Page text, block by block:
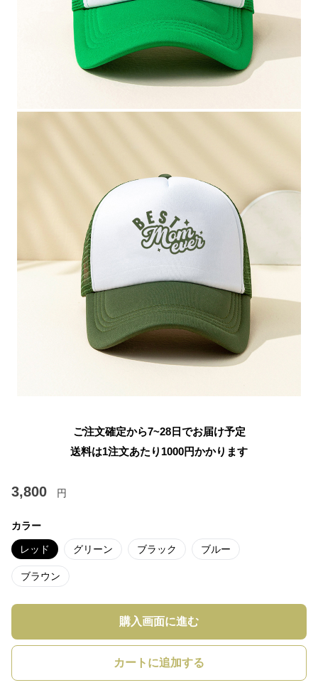
ご注文確定から7~28日でお届け予定
送料は1注文あたり 1000円かかります
3,800 円
カラー
レッド グリーン ブラック ブルー
ブラウン
購入画面に進む
カートに追加する